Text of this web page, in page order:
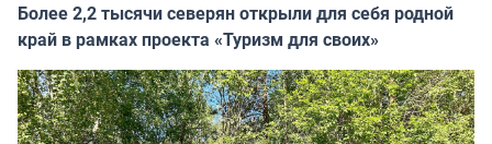
Более 2,2 тысячи северян открыли для себя родной
край в рамках проекта «Туризм для своих»